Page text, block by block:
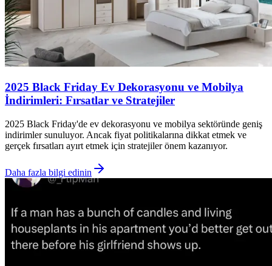
2025 Black Friday Ev Dekorasyonu ve Mobilya
İndirimleri: Fırsatlar ve Stratejiler
2025 Black Friday'de ev dekorasyonu ve mobilya sektöründe geniş
indirimler sunuluyor. Ancak fiyat politikalarına dikkat etmek ve
gerçek fırsatları ayırt etmek için stratejiler önem kazanıyor.
Daha fazla bilgi edinin